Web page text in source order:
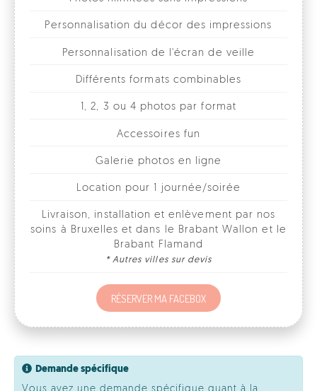
Différents formats combinables
soins à Bruxelles et dans le Brabant Wallon et le
* Autres villes sur devis
RÉSERVER MA FACEBOX
Demande spécifique